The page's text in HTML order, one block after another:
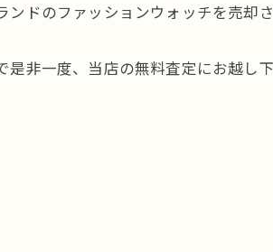
ドのファッションウォッチを売却
是非一度、当店の無料査定にお越し